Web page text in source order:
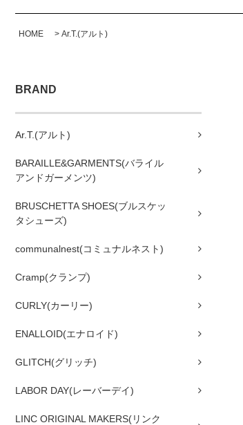
HOME > Ar.T.(アルト)
BRAND
Ar.T.(アルト)
BARAILLE&GARMENTS(バライル
アンドガーメンツ)
BRUSCHETTA SHOES(ブルスケッ
タシューズ)
communalnest(コミュナルネスト)
Cramp(クランプ)
CURLY(カーリー)
ENALLOID(エナロイド)
GLITCH(グリッチ)
LABOR DAY(レーバーデイ)
LINC ORIGINAL MAKERS(リンク